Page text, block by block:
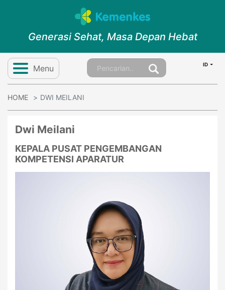
Generasi Sehat, Masa Depan Hebat
Menu ID
HOME DWI MEILANI
Dwi Meilani
KEPALA PUSAT PENGEMBANGAN
KOMPETENSI APARATUR